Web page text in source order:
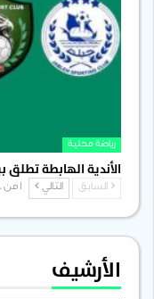
رياضة محلية
الأندية الهابطة تطلق
السابق التالي
الأرشيف